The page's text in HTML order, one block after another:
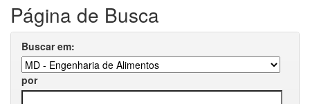
Página de Busca
Buscar em:
por